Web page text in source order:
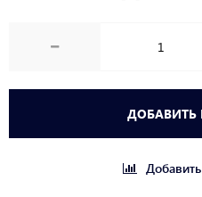
ДОБАВИТЬ